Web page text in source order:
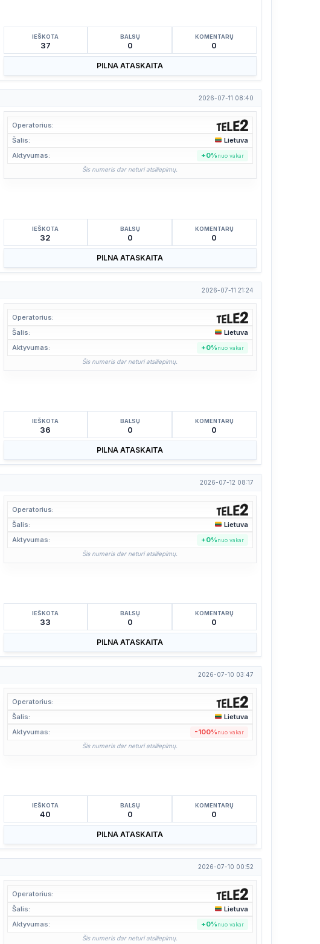
IEŠKOTA
37
BALSŲ
0
KOMENTARŲ
0
PILNA ATASKAITA
2026-07-11 08:40
Operatorius:
Šalis:
Lietuva
Aktyvumas:
+0%nuo vakar
Šis numeris dar neturi atsiliepimų.
IEŠKOTA
32
BALSŲ
0
KOMENTARŲ
0
PILNA ATASKAITA
2026-07-11 21:24
Operatorius:
Šalis:
Lietuva
Aktyvumas:
+0%nuo vakar
Šis numeris dar neturi atsiliepimų.
IEŠKOTA
36
BALSŲ
0
KOMENTARŲ
0
PILNA ATASKAITA
2026-07-12 08:17
Operatorius:
Šalis:
Lietuva
Aktyvumas:
+0%nuo vakar
Šis numeris dar neturi atsiliepimų.
IEŠKOTA
33
BALSŲ
0
KOMENTARŲ
0
PILNA ATASKAITA
2026-07-10 03:47
Operatorius:
Šalis:
Lietuva
Aktyvumas:
-100%nuo vakar
Šis numeris dar neturi atsiliepimų.
IEŠKOTA
40
BALSŲ
0
KOMENTARŲ
0
PILNA ATASKAITA
2026-07-10 00:52
Operatorius:
Šalis:
Lietuva
Aktyvumas:
+0%nuo vakar
Šis numeris dar neturi atsiliepimų.